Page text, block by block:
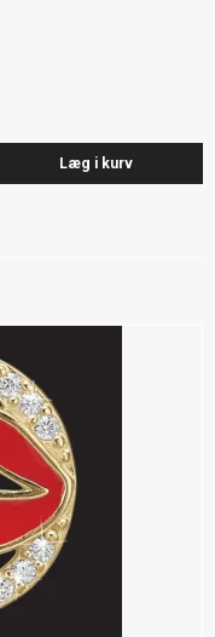
Læg i kurv